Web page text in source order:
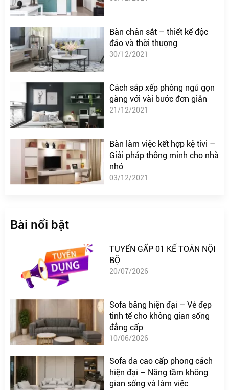
Bàn chân sắt – thiết kế độc
đáo và thời thượng
30/12/2021
Cách sắp xếp phòng ngủ gọn
gàng với vài bước đơn giản
21/12/2021
Bàn làm việc kết hợp kệ tivi –
Giải pháp thông minh cho nhà
nhỏ
03/12/2021
Bài nổi bật
TUYỂN GẤP 01 KẾ TOÁN NỘI
BỘ
20/07/2026
Sofa băng hiện đại – Vẻ đẹp
tinh tế cho không gian sống
đẳng cấp
10/06/2026
Sofa da cao cấp phong cách
hiện đại – Nâng tầm không
gian sống và làm việc